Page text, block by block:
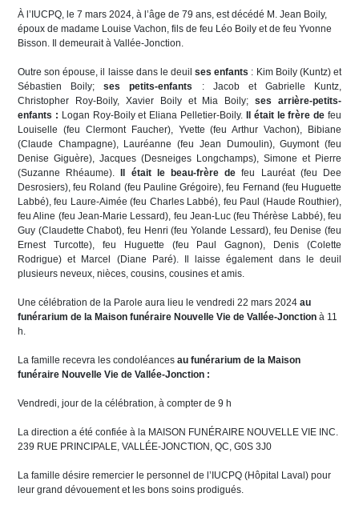
À l’IUCPQ, le 7 mars 2024, à l’âge de 79 ans, est décédé M. Jean Boily,
époux de madame Louise Vachon, fils de feu Léo Boily et de feu Yvonne
Bisson. Il demeurait à Vallée-Jonction.
Outre son épouse, il laisse dans le deuilses enfants : Kim Boily (Kuntz) et
Sébastien Boily; ses petits-enfants : Jacob et Gabrielle Kuntz,
Christopher Roy-Boily, Xavier Boily et Mia Boily;ses arrière-petits-
enfants : Logan Roy-Boily et Eliana Pelletier-Boily. Il était le frère de feu
Louiselle (feu Clermont Faucher), Yvette (feu Arthur Vachon), Bibiane
(Claude Champagne), Lauréanne (feu Jean Dumoulin), Guymont (feu
Denise Giguère), Jacques (Desneiges Longchamps), Simone et Pierre
(Suzanne Rhéaume).
Il était le beau-frère de feu Lauréat (feu Dee
Desrosiers), feu Roland (feu Pauline Grégoire), feu Fernand (feu Huguette
Labbé), feu Laure-Aimée (feu Charles Labbé), feu Paul (Haude Routhier),
feu Aline (feu Jean-Marie Lessard), feu Jean-Luc (feu Thérèse Labbé), feu
Guy (Claudette Chabot), feu Henri (feu Yolande Lessard), feu Denise (feu
Ernest Turcotte), feu Huguette (feu Paul Gagnon), Denis (Colette
Rodrigue) et Marcel (Diane Paré). Il laisse également dans le deuil
plusieurs neveux, nièces, cousins, cousines et amis.
Une célébration de la Parole aura lieu le vendredi 22 mars 2024 au
funérarium de la Maison funéraire Nouvelle Vie de Vallée-Jonction à 11
h.
La famille recevra les condoléances au funérarium de la Maison
funéraire Nouvelle Vie de Vallée-Jonction :
Vendredi, jour de la célébration, à compter de 9 h
La direction a été confiée à la MAISON FUNÉRAIRE NOUVELLE VIE INC.
239 RUE PRINCIPALE, VALLÉE-JONCTION, QC, G0S 3J0
La famille désire remercier le personnel de l’IUCPQ (Hôpital Laval) pour
leur grand dévouement et les bons soins prodigués.